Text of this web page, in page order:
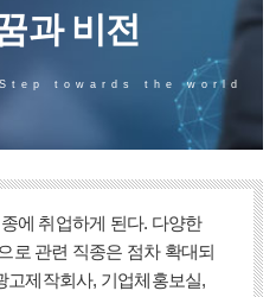
과 비전
towards the world
에 취업하게 된다. 다양한
로 관련 직종은 점차 확대되
고제작회사, 기업체홍보실,